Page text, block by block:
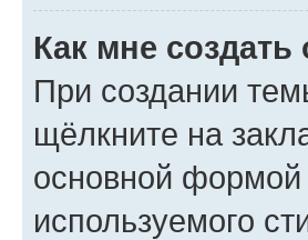
Как мне создать
При создании
щёлкните на
основной формой
используемого